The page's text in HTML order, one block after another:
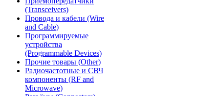
(Transceivers)
Провода и кабели (Wire
and Cable)
Программируемые
устройства
(Programmable Devices)
Прочие товары (Other)
Радиочастотные и СВЧ
компоненты (RF and
Microwave)